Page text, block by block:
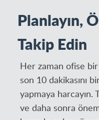
Planlayın,
Takip Edin
Her zaman ofise
son 10 dakikasını
yapmaya
ve daha sonra